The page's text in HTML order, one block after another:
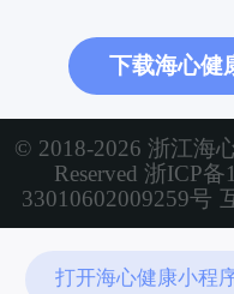
下载海心健
© 2018-2026 浙江海
Reserved 浙ICP备
33010602009259号
打开海心健康小程